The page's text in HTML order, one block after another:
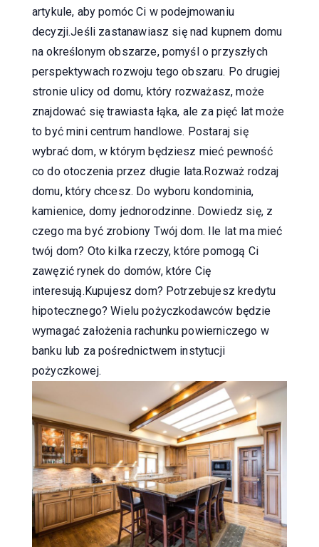
artykule, aby pomóc Ci w podejmowaniu
decyzji.Jeśli zastanawiasz się nad kupnem domu
na określonym obszarze, pomyśl o przyszłych
perspektywach rozwoju tego obszaru. Po drugiej
stronie ulicy od domu, który rozważasz, może
znajdować się trawiasta łąka, ale za pięć lat może
to być mini centrum handlowe. Postaraj się
wybrać dom, w którym będziesz mieć pewność
co do otoczenia przez długie lata.Rozważ rodzaj
domu, który chcesz. Do wyboru kondominia,
kamienice, domy jednorodzinne. Dowiedz się, z
czego ma być zrobiony Twój dom. Ile lat ma mieć
twój dom? Oto kilka rzeczy, które pomogą Ci
zawęzić rynek do domów, które Cię
interesują.Kupujesz dom? Potrzebujesz kredytu
hipotecznego? Wielu pożyczkodawców będzie
wymagać założenia rachunku powierniczego w
banku lub za pośrednictwem instytucji
pożyczkowej.